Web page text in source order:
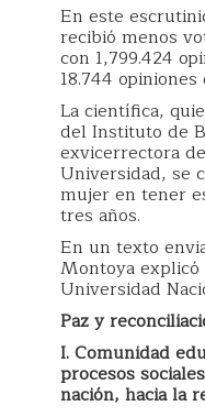
En este
recibió menos
con 1,799.424
18.744
La científica,
del Instituto de
exvicerrectora
Universidad, se
mujer en tener
tres años.
En un texto
Montoya explicó
Universidad
Paz y
I. Comunidad
procesos
nación, hacia la